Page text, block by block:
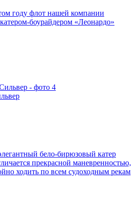
году флот нашей компании
боурайдером «Леонардо»
бело-бирюзовый катер
прекрасной маневренностью,
ходить по всем судоходным рекам